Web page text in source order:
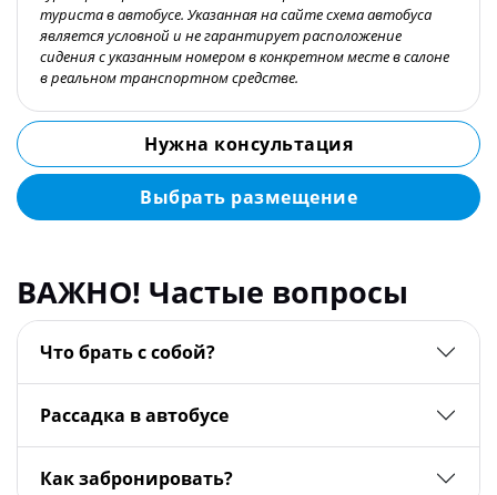
туриста в автобусе. Указанная на сайте схема автобуса
является условной и не гарантирует расположение
сидения с указанным номером в конкретном месте в салоне
в реальном транспортном средстве.
Нужна консультация
Выбрать размещение
ВАЖНО! Частые вопросы
Что брать с собой?
Рассадка в автобусе
Как забронировать?